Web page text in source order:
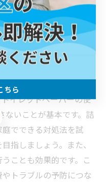
家庭でできる対策を試
ことがコスト削減にも
る自助努力
避けるには、日頃から
イレットペーパーの使
ないことが基本です。詰
でできる対処法を試
指しましょう。また、
ことも効果的です。こ
トラブルの予防につな
ちら
ちら